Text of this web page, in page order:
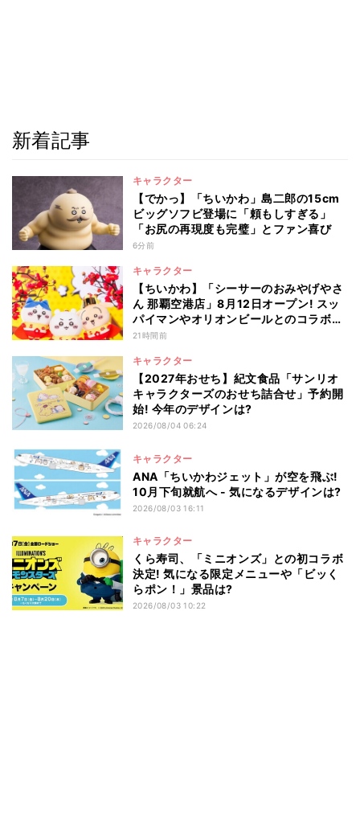
新着記事
キャラクター
【でかっ】「ちいかわ」島二郎の15cm
ビッグソフビ登場に「頼もしすぎる」
「お尻の再現度も完璧」とファン喜び
6分前
キャラクター
【ちいかわ】「シーサーのおみやげやさ
ん 那覇空港店」8月12日オープン! スッ
パイマンやオリオンビールとのコラボ商
品一覧
21時間前
キャラクター
【2027年おせち】紀文食品「サンリオ
キャラクターズのおせち詰合せ」予約開
始! 今年のデザインは?
2026/08/04 06:24
キャラクター
ANA「ちいかわジェット」が空を飛ぶ!
10月下旬就航へ - 気になるデザインは?
2026/08/03 16:11
キャラクター
くら寿司、「ミニオンズ」との初コラボ
決定! 気になる限定メニューや「ビッく
らポン！」景品は?
2026/08/03 10:22